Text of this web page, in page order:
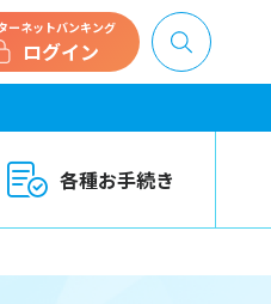
ーネットバンキング
ログイン
各種お手続き